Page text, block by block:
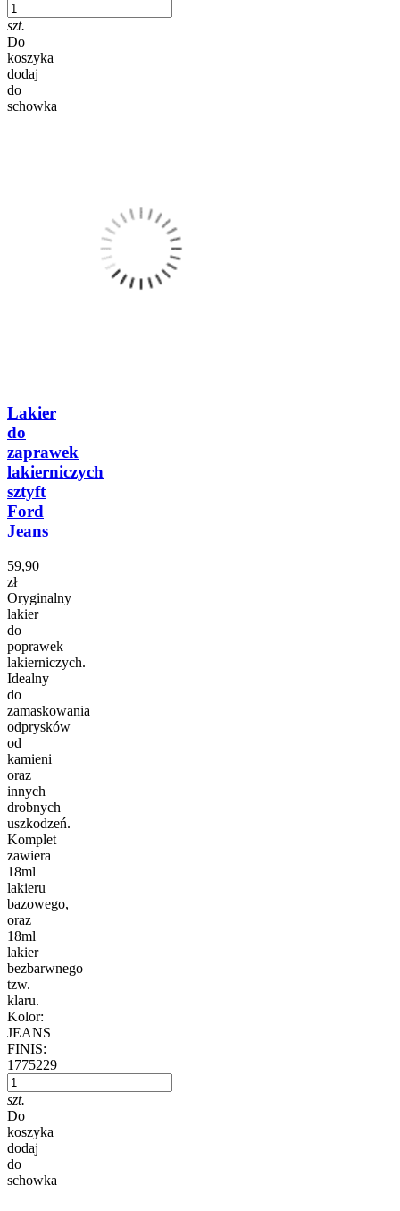
szt.
Do
koszyka
dodaj
do
schowka
Lakier
do
zaprawek
lakierniczych
sztyft
Ford
Jeans
59,90
zł
Oryginalny
lakier
do
poprawek
lakierniczych.
Idealny
do
zamaskowania
odprysków
od
kamieni
oraz
innych
drobnych
uszkodzeń.
Komplet
zawiera
18ml
lakieru
bazowego,
oraz
18ml
lakier
bezbarwnego
tzw.
klaru.
Kolor:
JEANS
FINIS:
1775229
szt.
Do
koszyka
dodaj
do
schowka